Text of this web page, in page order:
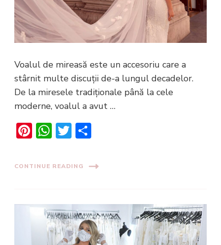
Voalul de mireasă este un accesoriu care a
stârnit multe discuții de-a lungul decadelor.
De la miresele tradiționale până la cele
moderne, voalul a avut …
Pinterest
WhatsApp
Twitter
CONTINUE READING